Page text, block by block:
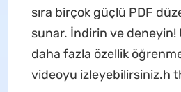
sıra birçok güçlü PDF
sunar. İndirin ve deneyin!
daha fazla özellik
videoyu izleyebilirsiniz.h